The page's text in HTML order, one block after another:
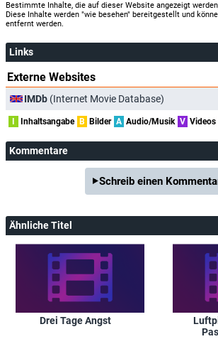
Bestimmte Inhalte, die auf dieser Website angezeigt
Diese Inhalte werden "wie besehen" bereitgestellt und
entfernt werden.
Links
Externe Websites
IMDb (Internet Movie Database)
Inhaltsangabe B Bilder A Audio/Musik V Videos
Kommentare
Schreib einen
Ähnliche Titel
Drei Tage Angst